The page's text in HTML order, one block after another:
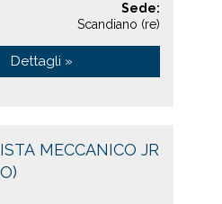
Sede:
Scandiano (re)
Dettagli »
MECCANICO JR